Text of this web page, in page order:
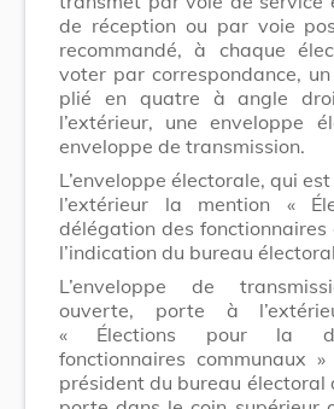
de réception ou par voie
recommandé, à chaque
voter par correspondance,
plié en quatre à angle
l’extérieur, une enveloppe
enveloppe de transmission.
L’enveloppe électorale, qui
l’extérieur la mention «
délégation des fonctionnaires
l’indication du bureau
L’enveloppe de
ouverte, porte à
« Élections pour la
fonctionnaires communaux
président du bureau électoral